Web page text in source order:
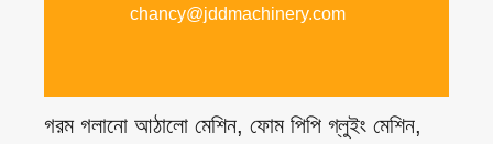
chancy@jddmachinery.com
গরম গলানো আঠালো মেশিন, ফোম পিপি গ্লুইং মেশিন,